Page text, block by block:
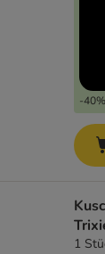
-
1